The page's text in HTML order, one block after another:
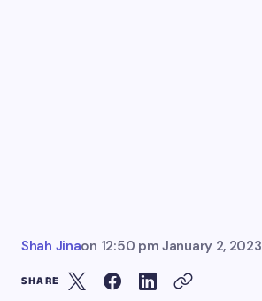
Shah Jinaon 12:50 pm January 2, 2023
SHARE